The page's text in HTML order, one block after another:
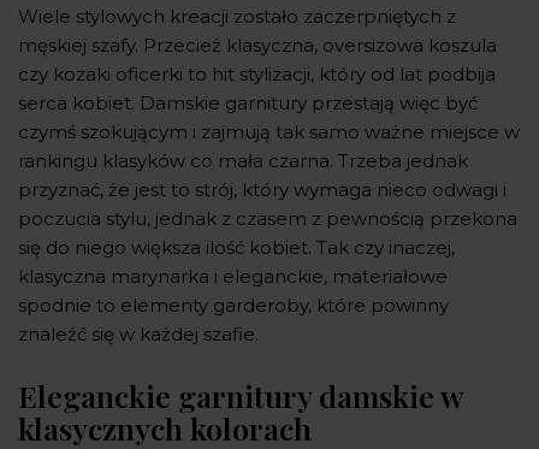
Wiele stylowych kreacji zostało zaczerpniętych z
męskiej szafy. Przecież klasyczna, oversizowa koszula
czy kozaki oficerki to hit stylizacji, który od lat podbija
serca kobiet. Damskie garnitury przestają więc być
czymś szokującym i zajmują tak samo ważne miejsce w
rankingu klasyków co mała czarna. Trzeba jednak
przyznać, że jest to strój, który wymaga nieco odwagi i
poczucia stylu, jednak z czasem z pewnością przekona
się do niego większa ilość kobiet. Tak czy inaczej,
klasyczna marynarka i eleganckie, materiałowe
spodnie to elementy garderoby, które powinny
znaleźć się w każdej szafie.
Eleganckie garnitury damskie w
klasycznych kolorach